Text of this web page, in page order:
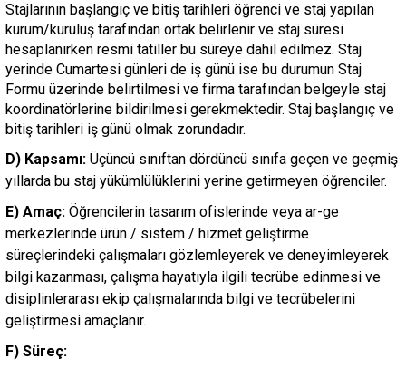
Stajlarının başlangıç ve bitiş tarihleri öğrenci ve staj yapılan
kurum/kuruluş tarafından ortak belirlenir ve staj süresi
hesaplanırken resmi tatiller bu süreye dahil edilmez. Staj
yerinde Cumartesi günleri de iş günü ise bu durumun Staj
Formu üzerinde belirtilmesi ve firma tarafından belgeyle staj
koordinatörlerine bildirilmesi gerekmektedir. Staj başlangıç ve
bitiş tarihleri iş günü olmak zorundadır.
D) Kapsamı: Üçüncü sınıftan dördüncü sınıfa geçen ve geçmiş
yıllarda bu staj yükümlülüklerini yerine getirmeyen öğrenciler.
E) Amaç: Öğrencilerin tasarım ofislerinde veya ar-ge
merkezlerinde ürün / sistem / hizmet geliştirme
süreçlerindeki çalışmaları gözlemleyerek ve deneyimleyerek
bilgi kazanması, çalışma hayatıyla ilgili tecrübe edinmesi ve
disiplinlerarası ekip çalışmalarında bilgi ve tecrübelerini
geliştirmesi amaçlanır.
F) Süreç: